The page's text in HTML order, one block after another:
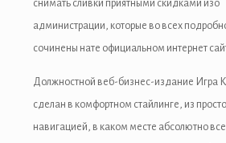
снимать сливки приятными скидками изо
администрации, которые во всех
сочинены нате официальном интернет
Должностной веб-бизнес-издание Игра
сделан в комфортном стайлинге, из
навигацией, в каком месте абсолютно